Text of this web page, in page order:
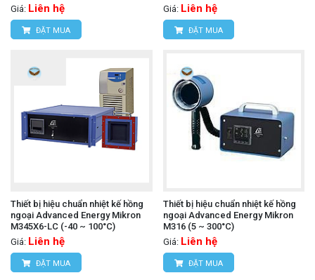
Giá: Liên hệ
ĐẶT MUA
Giá: Liên hệ
ĐẶT MUA
Thiết bị hiệu chuẩn nhiệt kế hồng
ngoại Advanced Energy Mikron
M345X6-LC (-40 ~ 100°C)
Giá: Liên hệ
ĐẶT MUA
Thiết bị hiệu chuẩn nhiệt kế hồng
ngoại Advanced Energy Mikron
M316 (5 ~ 300°C)
Giá: Liên hệ
ĐẶT MUA